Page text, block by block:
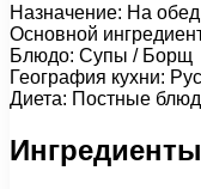
Назначение: На обед
Основной
Блюдо: Супы / Борщ
География кухни:
Диета: Постные